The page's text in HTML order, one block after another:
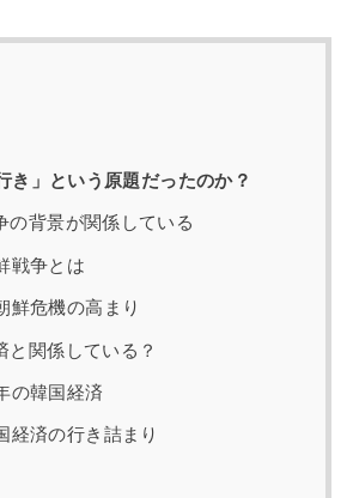
き」という原題だったのか？
の背景が関係している
戦争とは
鮮危機の高まり
と関係している？
の韓国経済
経済の行き詰まり